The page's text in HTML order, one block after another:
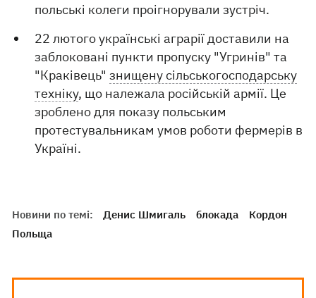
польські колеги проігнорували зустріч.
22 лютого українські аграрії доставили на
заблоковані пункти пропуску "Угринів" та
"Краківець"знищену сільськогосподарську
техніку, що належала російській армії. Це
зроблено для показу польським
протестувальникам умов роботи фермерів в
Україні.
Новини по темі: Денис Шмигаль блокада
Кордон
Польща